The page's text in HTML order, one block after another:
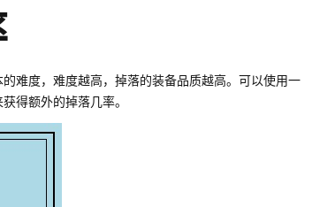
难度，难度越高，掉落的装备品质越高。可以使用一
得额外的掉落几率。